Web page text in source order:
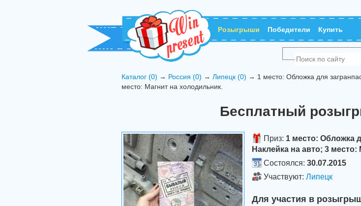
Розыгрыши Победители Купить
Каталог (0) → Россия (0) → Липецк (0) → 1 место: Обложка для
место: Магнит на холодильник.
Бесплатный
Приз: 1 место: Обложка
Наклейка на авто; 3
Состоялся: 30.07.2015
Участвуют: Липецк
Для участия в